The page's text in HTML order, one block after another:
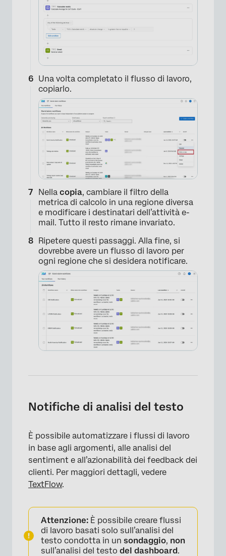
×
×
Una volta completato il flusso di lavoro,
copiarlo.
×
Nella copia, cambiare il filtro della
metrica di calcolo in una regione diversa
e modificare i destinatari dell’attività e-
mail. Tutto il resto rimane invariato.
Ripetere questi passaggi. Alla fine, si
dovrebbe avere un flusso di lavoro per
ogni regione che si desidera notificare.
Notifiche di analisi del testo
È possibile automatizzare i flussi di lavoro
in base agli argomenti, alle analisi del
sentiment e all’azionabilità dei feedback dei
clienti. Per maggiori dettagli, vedere
TextFlow.
Attenzione: È possibile creare flussi
di lavoro basati solo sull’analisi del
testo condotta in un sondaggio, non
sull’analisi del testo del dashboard.